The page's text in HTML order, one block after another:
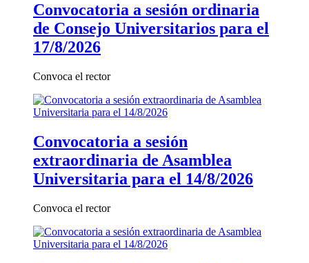
Convocatoria a sesión ordinaria
de Consejo Universitarios para el
17/8/2026
Convoca el rector
Convocatoria a sesión
extraordinaria de Asamblea
Universitaria para el 14/8/2026
Convoca el rector